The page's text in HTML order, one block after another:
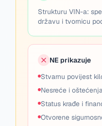
Strukturu VIN-a:
državu i tvornicu
NE prikazuje
Stvarnu povijest
Nesreće i
Status krađe i
Otvorene